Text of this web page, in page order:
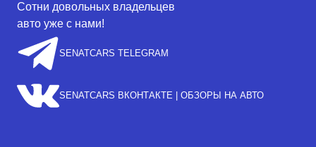
Сотни довольных владельцев
авто уже с нами!
SENATCARS TELEGRAM
SENATCARS ВКОНТАКТЕ | ОБЗОРЫ НА АВТО